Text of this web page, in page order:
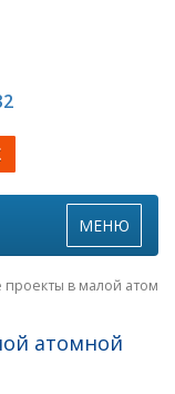
Toggle
navigation
МЕНЮ
проекты в малой
атомной